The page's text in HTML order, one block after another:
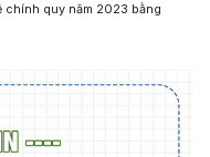
chính quy năm 2023 bằng